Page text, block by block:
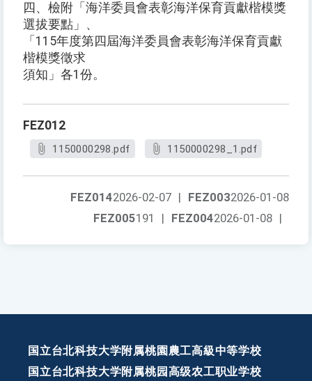
四、檢附「海洋委員會表彰海洋保育貢獻楷模獎
選拔要點」、
「115年度第四屆海洋委員會表彰海洋保育貢獻
楷模獎徵求
須知」各1份。
FEZ012
1150000298.pdf 1150000298_1.pdf
FEZ0032026-01-08
FEZ0142026-02-07 |
FEZ0042026-01-08 |
FEZ005191 |
国立台北科技大学附属桃園農工高級中等学校
国立台北科技大学附属桃园高级农工职业学校